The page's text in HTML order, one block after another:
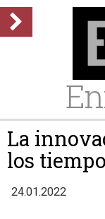
La
los
24.01.2022